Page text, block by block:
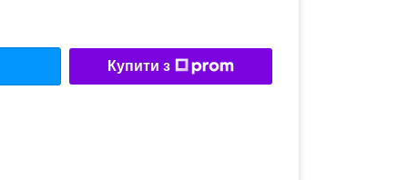
Купити з